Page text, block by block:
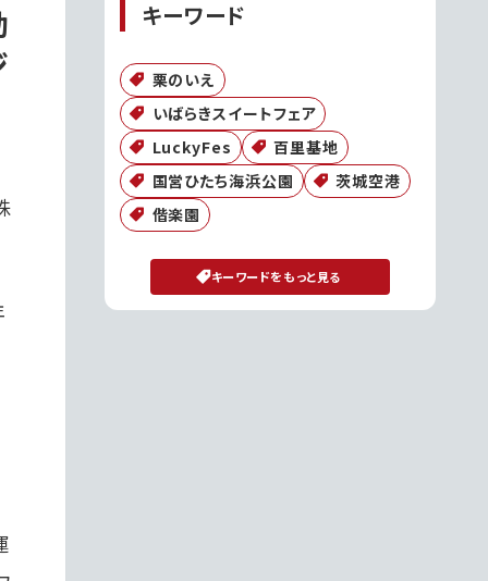
キーワード
栗のいえ
いばらきスイートフェア
LuckyFes
百里基地
国営ひたち海浜公園
茨城空港
偕楽園
キーワードをもっと見る